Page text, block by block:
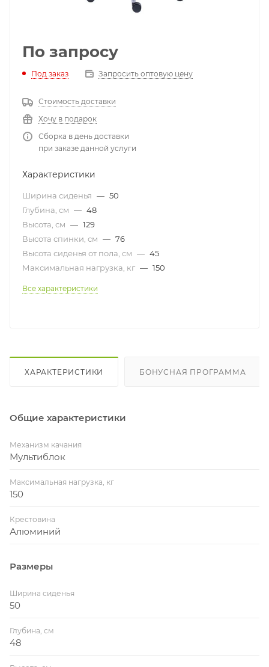
По запросу
Под заказ Запросить оптовую цену
Стоимость доставки
Хочу в подарок
Сборка в день доставки
при заказе данной услуги
Характеристики
Ширина сиденья — 50
Глубина, см — 48
Высота, см — 129
Высота спинки, см — 76
Высота сиденья от пола, см — 45
Максимальная нагрузка, кг — 150
Все характеристики
ХАРАКТЕРИСТИКИ БОНУСНАЯ ПРОГРАММА
Общие характеристики
Механизм качания
Мультиблок
Максимальная нагрузка, кг
150
Крестовина
Алюминий
Размеры
Ширина сиденья
50
Глубина, см
48